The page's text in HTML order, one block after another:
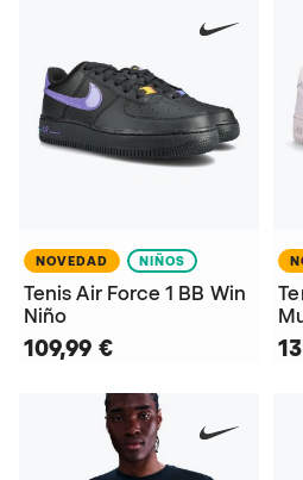
NOVEDAD NIÑOS
Tenis Air Force 1 BB Win
Niño
109,99 €